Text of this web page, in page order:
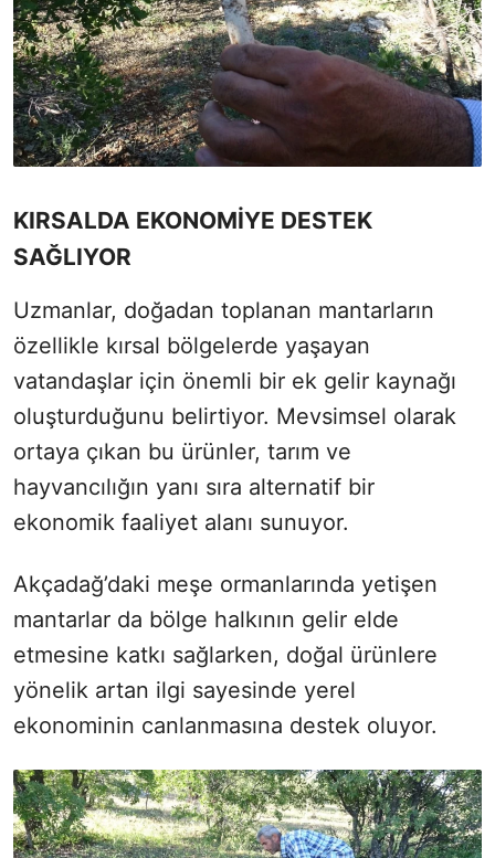
KIRSALDA EKONOMİYE DESTEK
SAĞLIYOR
Uzmanlar, doğadan toplanan mantarların
özellikle kırsal bölgelerde yaşayan
vatandaşlar için önemli bir ek gelir kaynağı
oluşturduğunu belirtiyor. Mevsimsel olarak
ortaya çıkan bu ürünler, tarım ve
hayvancılığın yanı sıra alternatif bir
ekonomik faaliyet alanı sunuyor.
Akçadağ’daki meşe ormanlarında yetişen
mantarlar da bölge halkının gelir elde
etmesine katkı sağlarken, doğal ürünlere
yönelik artan ilgi sayesinde yerel
ekonominin canlanmasına destek oluyor.